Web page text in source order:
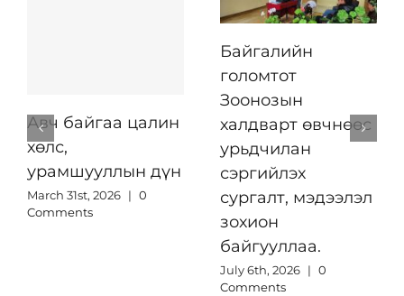
Авч байгаа цалин
хөлс,
урамшууллын дүн
March 31st, 2026 | 0
Comments
Байгалийн
голомтот
Зоонозын
халдварт өвчнөөс
урьдчилан
сэргийлэх
сургалт, мэдээлэл
зохион
байгууллаа.
July 6th, 2026 | 0
Comments